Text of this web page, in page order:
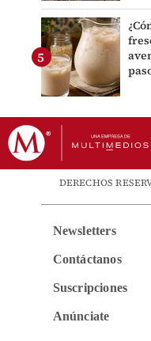
DERECHOS
Newsletters
Contáctanos
Suscripciones
Anúnciate